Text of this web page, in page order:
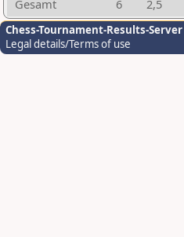
Gesamt
6 2,5
Chess-Tournament-Results-Server
Legal details/Terms of use